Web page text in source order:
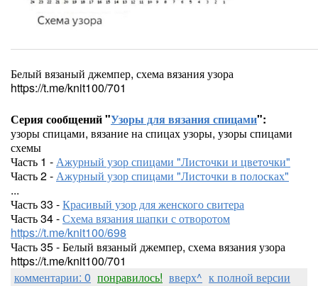
Белый вязаный джемпер, схема вязания узора
https://t.me/knit100/701
Серия сообщений "Узоры для вязания спицами":
узоры спицами, вязание на спицах узоры, узоры спицами
схемы
Часть 1 - Ажурный узор спицами "Листочки и цветочки"
Часть 2 - Ажурный узор спицами "Листочки в полосках"
...
Часть 33 -Красивый узор для женского свитера
Часть 34 -Схема вязания шапки с отворотом
https://t.me/knit100/698
Часть 35 - Белый вязаный джемпер, схема вязания узора
https://t.me/knit100/701
комментарии: 0 понравилось! вверх^ к полной версии